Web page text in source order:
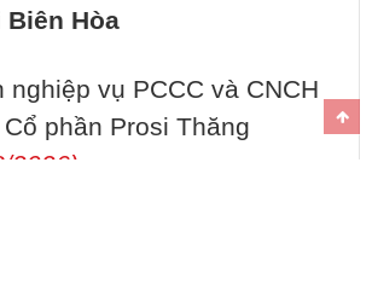
Hòa
nghiệp vụ PCCC và CNCH
phần Prosi Thăng
2026)